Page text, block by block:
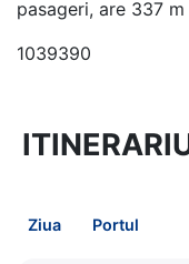
pasageri, are 337
1039390
8 zile vacanta de
Marea Mediterana
Plecare pe 15 Aug
Ziua Portul